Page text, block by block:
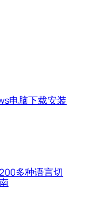
电脑下载安装
多种语言切